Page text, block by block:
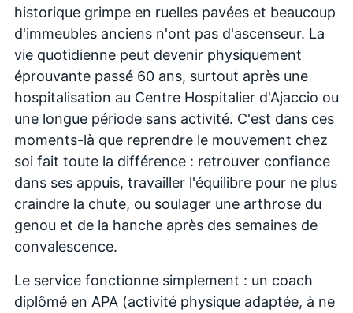
historique grimpe en ruelles pavées et beaucoup
d'immeubles anciens n'ont pas d'ascenseur. La
vie quotidienne peut devenir physiquement
éprouvante passé 60 ans, surtout après une
hospitalisation au Centre Hospitalier d'Ajaccio ou
une longue période sans activité. C'est dans ces
moments-là que reprendre le mouvement chez
soi fait toute la différence : retrouver confiance
dans ses appuis, travailler l'équilibre pour ne plus
craindre la chute, ou soulager une arthrose du
genou et de la hanche après des semaines de
convalescence.
Le service fonctionne simplement : un coach
diplômé en APA (activité physique adaptée, à ne